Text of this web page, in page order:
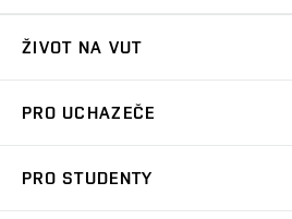
ŽIVOT NA VUT
Koleje
PRO UCHAZEČE
PRO STUDENTY